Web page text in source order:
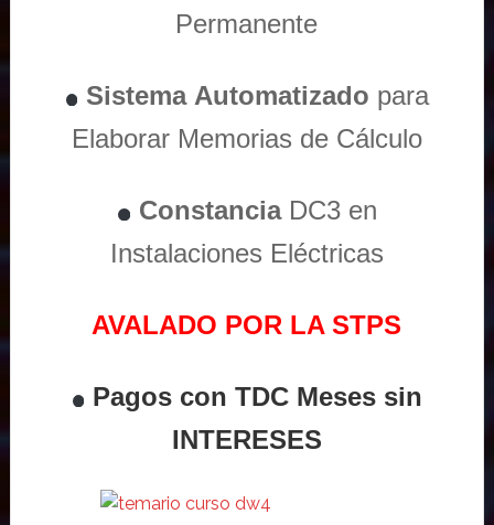
Permanente
Sistema Automatizado para
Elaborar Memorias de Cálculo
ConstanciaDC3 en
Instalaciones Eléctricas
AVALADO POR LA STPS
Pagos con TDC Meses sin
INTERESES